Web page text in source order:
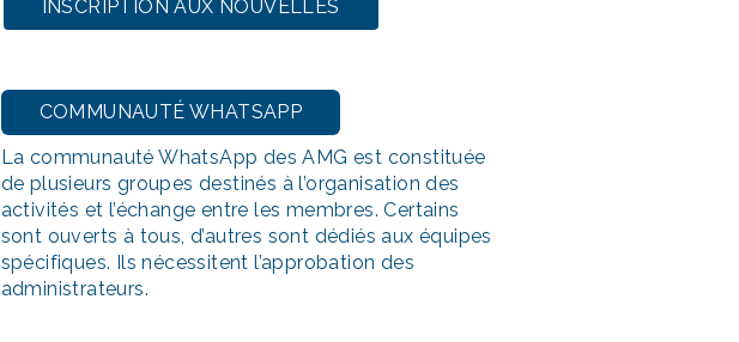
INSCRIPTION AUX NOUVELLES
COMMUNAUTÉ WHATSAPP
La communauté WhatsApp des AMG est constituée
de plusieurs groupes destinés à l’organisation des
activités et l’échange entre les membres. Certains
sont ouverts à tous, d’autres sont dédiés aux équipes
spécifiques. Ils nécessitent l’approbation des
administrateurs.